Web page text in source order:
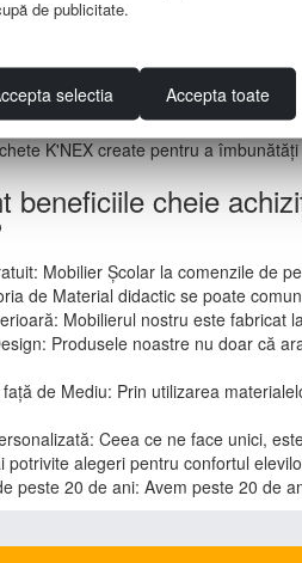
Seturile
Aceste seturi sunt ideale
Predării STEAM
K'NEX create pentru a
beneficiile cheie
Mobilier Școlar la comenzile de
de Material didactic se poate
Mobilierul nostru este fabricat
Produsele noastre nu doar că
de Mediu: Prin utilizarea
Ceea ce ne face unici,
potrivite alegeri pentru confortul
peste 20 de ani: Avem peste 20 de
de publicitate.
selectia Accepta toate